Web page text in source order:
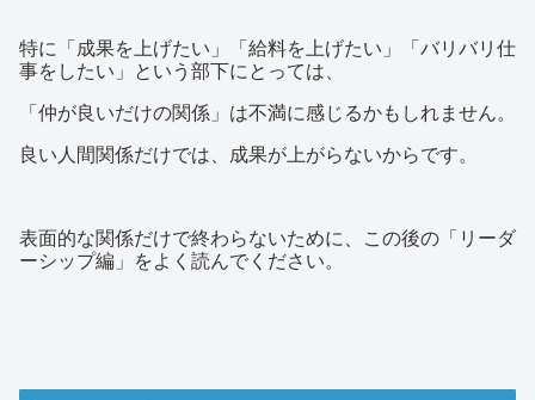
特に「成果を上げたい」「給料を上げたい」「バリバリ仕
事をしたい」という部下にとっては、
「仲が良いだけの関係」は不満に感じるかもしれません。
良い人間関係だけでは、成果が上がらないからです。
表面的な関係だけで終わらないために、この後の「リーダ
ーシップ編」をよく読んでください。